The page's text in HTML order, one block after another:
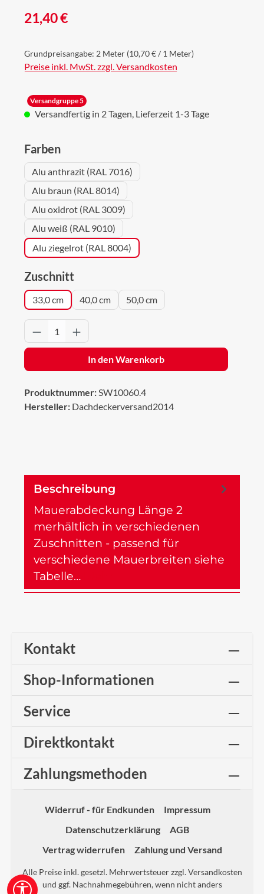
Regulärer Preis:
21,40 €
Grundpreisangabe: 2 Meter (10,70 € / 1 Meter)
Preise inkl. MwSt. zzgl. Versandkosten
Versandgruppe 5
Versandfertig in 2 Tagen, Lieferzeit 1-3 Tage
Farbenauswählen
Alu anthrazit (RAL 7016)
Alu braun (RAL 8014)
Alu oxidrot (RAL 3009)
Alu weiß (RAL 9010)
Alu ziegelrot (RAL 8004)
Zuschnitt
33,0 cm 40,0 cm 50,0 cm
Produkt Anzahl: Gib den gewünschten
In den Warenkorb
Produktnummer:SW10060.4
Hersteller: Dachdeckerversand2014
Beschreibung
Mauerabdeckung Länge 2
merhältlich in verschiedenen
Zuschnitten - passend für
verschiedene Mauerbreiten siehe
Tabelle…
Kontakt
Shop-Informationen
Service
Direktkontakt
Zahlungsmethoden
Widerruf - für Endkunden
Impressum
Datenschutzerklärung
AGB
Vertrag widerrufen
Zahlung und Versand
Alle Preise inkl. gesetzl. Mehrwertsteuer zzgl.Versandkosten
und ggf. Nachnahmegebühren, wenn nicht anders
Werkzeugleiste anzeigen